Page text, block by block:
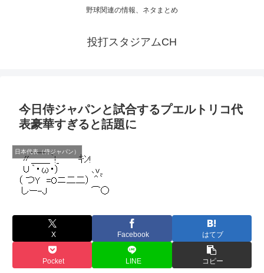
野球関連の情報、ネタまとめ
投打スタジアムCH
今日侍ジャパンと試合するプエルトリコ代
表豪華すぎると話題に
日本代表（侍ジャパン）
X Facebook はてブ
Pocket LINE コピー